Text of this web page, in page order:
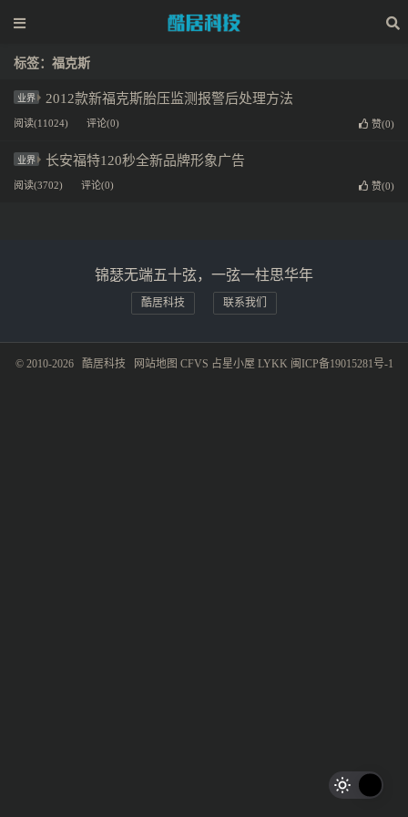
标签：福克斯
业界 2012款新福克斯胎压监测报警后处理方法
阅读(11024) 评论(0) 赞(0)
业界 长安福特120秒全新品牌形象广告
阅读(3702) 评论(0) 赞(0)
锦瑟无端五十弦，一弦一柱思华年
酷居科技 联系我们
© 2010-2026 酷居科技 网站地图 CFVS 占星小屋 LYKK 闽ICP备19015281号-1